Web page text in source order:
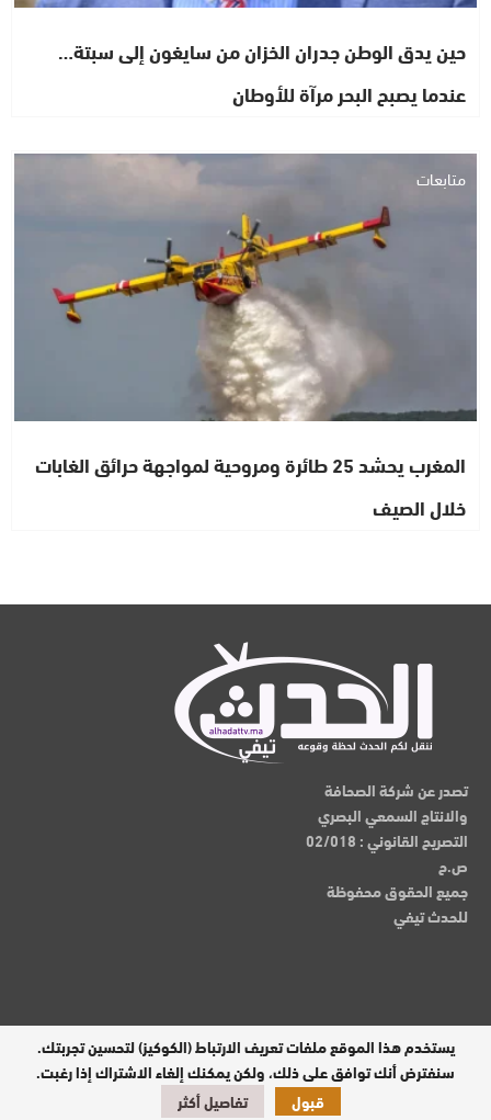
حين يدق الوطن جدران الخزان من سايغون إلى سبتة…
عندما يصبح البحر مرآة للأوطان
متابعات
المغرب يحشد 25 طائرة ومروحية لمواجهة حرائق الغابات
خلال الصيف
تصدر عن شركة الصحافة
والانتاج السمعي البصري
التصريح القانوني : 02/018
ص.ح
جميع الحقوق محفوظة
للحدث تيفي
مدير النشر : عبدالقادر الوالي
تصميم وبرمجة
يستخدم هذا الموقع ملفات تعريف الارتباط (الكوكيز) لتحسين تجربتك.
سنفترض أنك توافق على ذلك، ولكن يمكنك إلغاء الاشتراك إذا رغبت.
قبول
تفاصيل أكثر